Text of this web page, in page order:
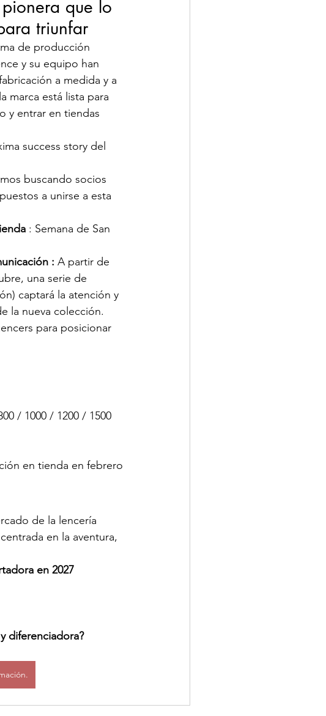
que lo
triunfar
de producción
y su equipo han
a medida y a
marca está lista para
y entrar en tiendas
success story del
buscando socios
a unirse a esta
: Semana de San
: A partir de
una serie de
captará la atención y
la nueva colección.
para posicionar
/ 1000 / 1200 / 1500
en tienda en febrero
de la lencería
en la aventura,
en 2027
diferenciadora?